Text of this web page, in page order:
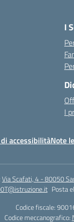
I
I
accessibilitàNote
Via Scafati, 4 - 80050
Posta
Codice fiscale:
Codice meccanografico: